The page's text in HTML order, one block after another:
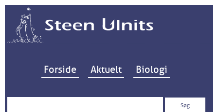
Hop til indhold
Forside Aktuelt Biologi
Søg